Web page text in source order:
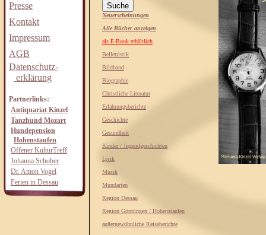
Presse
Kontakt
Impressum
AGB
Datenschutz-
erklärung
Partnerlinks:
Antiquariat Kinzel
Tanzhund Mozart
Hundepension
Hohenstaufen
Offener KulturTreff
Johanna Schober
Dr. Anton Vogel
Ferien in Dessau
Neuerscheinungen
Alle Bücher anzeigen
als E-Book erhältlich
Belletristik
Bildband
Biographie
Christliche Literatur
Erfahrungsberichte
Geschichte
Gesundheit
Kinder / Jugendgeschichten
Lyrik
Musik
Mundarten
Region Dessau
Region Göppingen / Hohenstaufen
außergewöhnliche Reiseberichte